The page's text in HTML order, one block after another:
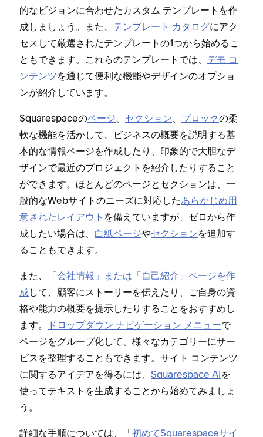
的なビジ⁠ョンに合わせたカスタム テンプレ⁠ートを作
成しまし⁠ょう⁠。また⁠、 テンプレ⁠ート カタログにアク
セスして厳選されたテンプレ⁠ートの1つから始めるこ
ともできます⁠。これらのテンプレ⁠ートでは⁠、 デモ コ
ンテンツを通じて便利な機能やデザインのオプシ⁠ョ
ンが紹介しています⁠。
Squarespaceのペ⁠ージ⁠、 セクシ⁠ョン⁠、 ブロ⁠ックの柔
軟な機能を活かして⁠、ビジネスの概要を説明する基
本的な情報ペ⁠ージを作成したり⁠、印象的で大胆なデ
ザインで最近のプロジ⁠ェクトを紹介したりすること
ができます⁠。ほとんどのペ⁠ージとセクシ⁠ョンは⁠、一
般的なWebサイトのニ⁠ーズに対応したあらかじめ用
意されたレイアウト を備えていますが⁠、ゼロから作
成したい場合は⁠、 白紙ペ⁠ージやセクシ⁠ョンを追加す
ることもできます⁠。
また⁠、
「⁠会社情報⁠」または「⁠自己紹介⁠」ペ⁠ージを作
成して⁠、顧客にスト⁠ーリ⁠ーを伝えたり⁠、ご自身の資
格や能力の概要を提示したりすることをおすすめし
ます⁠。
ドロ⁠ップダウン ナビゲ⁠ーシ⁠ョン メニ⁠ュ⁠ーで
ペ⁠ージをグル⁠ープ化して⁠、様⁠々なカテゴリ⁠ーにサ⁠ー
ビスを整理することもできます⁠。サイト コンテンツ
に関するアイデアを得るには⁠、 Squarespace AI を
使⁠ってテキストを生成することから始めてみまし⁠ょ
う⁠。
詳細な手順については⁠、「⁠初めてSquarespaceサイ